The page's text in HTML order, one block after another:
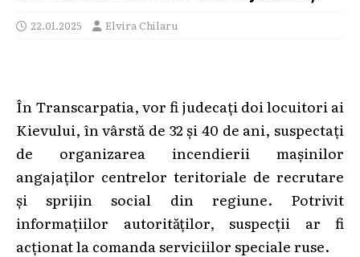
22.01.2025 Elvira Chilaru
În Transcarpatia, vor fi judecați doi locuitori ai
Kievului, în vârstă de 32 și 40 de ani, suspectați
de organizarea incendierii mașinilor
angajaților centrelor teritoriale de recrutare
și sprijin social din regiune. Potrivit
informațiilor autorităților, suspecții ar fi
acționat la comanda serviciilor speciale ruse.